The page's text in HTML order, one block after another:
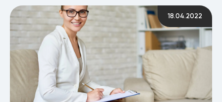
18.04.2022